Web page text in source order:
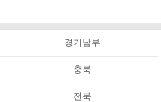
경기남부
충북
전북